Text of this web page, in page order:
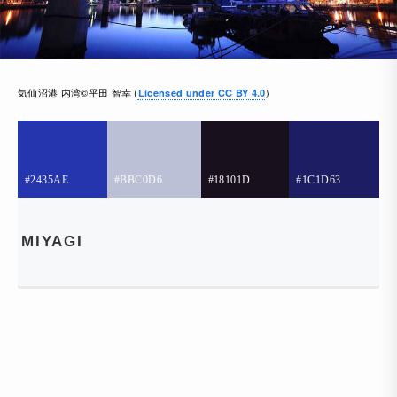
気仙沼港 内湾©平田 智幸 (Licensed under CC BY 4.0)
#2435AE #BBC0D6 #18101D #1C1D63
MIYAGI